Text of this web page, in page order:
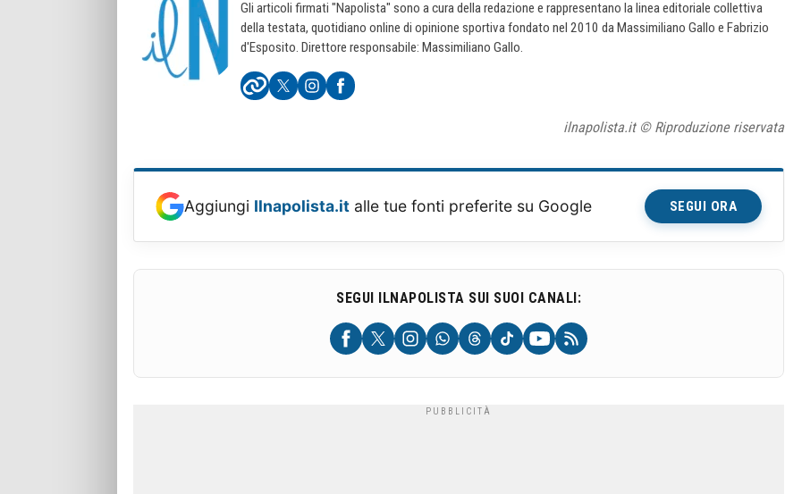
Gli articoli firmati "Napolista" sono a cura della redazione e rappresentano la linea editoriale collettiva
della testata, quotidiano online di opinione sportiva fondato nel 2010 da Massimiliano Gallo e Fabrizio
d'Esposito. Direttore responsabile: Massimiliano Gallo.
ilnapolista.it © Riproduzione riservata
Aggiungi Ilnapolista.it alle tue fonti preferite su Google SEGUI ORA
SEGUI ILNAPOLISTA SUI SUOI CANALI: